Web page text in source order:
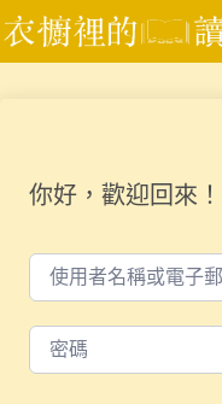
跳
至
你好，歡迎回來！